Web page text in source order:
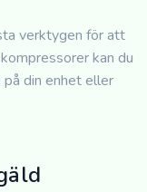
verktygen för att
kan du
din enhet eller